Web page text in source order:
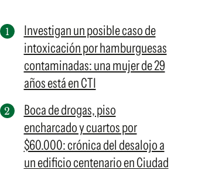
Suscribite x US$ 3,45
Investigan un posible caso de
intoxicación por hamburguesas
contaminadas: una mujer de 29
años está en CTI
Boca de drogas, piso
encharcado y cuartos por
$60.000: crónica del desalojo a
un edificio centenario en Ciudad